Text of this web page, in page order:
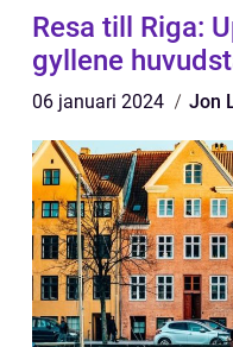
Resa till Riga:
gyllene
06 januari 2024 Jon